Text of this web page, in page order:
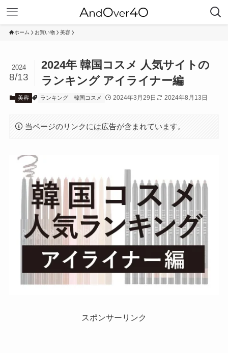
ホーム お買い物 美容
2024年 韓国コスメ 人気サイトの
ランキング アイライナー編
2024
8/13
美容 ランキング 韓国コスメ 2024年3月29日 2024年8月13日
当ページのリンクには広告が含まれています。
スポンサーリンク